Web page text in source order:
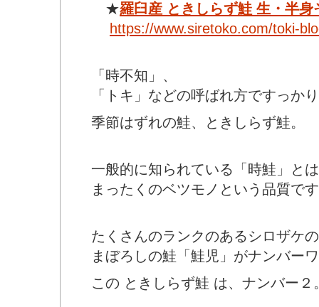
★羅臼産 ときしらず鮭 生・半身
https://www.siretoko.com/toki-
「時不知」、
「トキ」などの呼ばれ方ですっか
季節はずれの鮭、ときしらず鮭。
一般的に知られている「時鮭」と
まったくのベツモノという品質で
たくさんのランクのあるシロザケ
まぼろしの鮭「鮭児」がナンバー
この ときしらず鮭 は、ナンバー２